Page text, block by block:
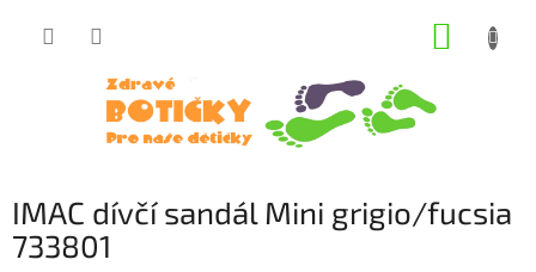
IMAC dívčí sandál Mini grigio/fucsia
733801